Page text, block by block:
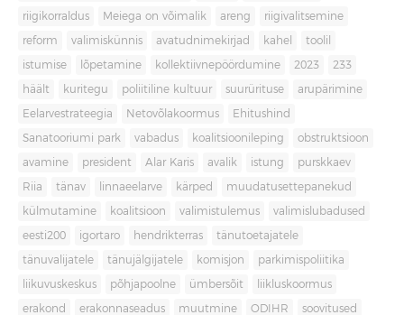
riigikorraldus Meiega on võimalik areng riigivalitsemine
reform valimiskünnis avatudnimekirjad kahel toolil
istumise lõpetamine kollektiivnepöördumine 2023 233
häält kuritegu poliitiline kultuur suurürituse arupärimine
Eelarvestrateegia Netovõlakoormus Ehitushind
Sanatooriumi park vabadus koalitsioonileping obstruktsioon
avamine president Alar Karis avalik istung purskkaev
Riia tänav linnaeelarve kärped muudatusettepanekud
külmutamine koalitsioon valimistulemus valimislubadused
eesti200 igortaro hendrikterras tänutoetajatele
tänuvalijatele tänujälgijatele komisjon parkimispoliitika
liikuvuskeskus põhjapoolne ümbersõit liikluskoormus
erakond erakonnaseadus muutmine ODIHR soovitused